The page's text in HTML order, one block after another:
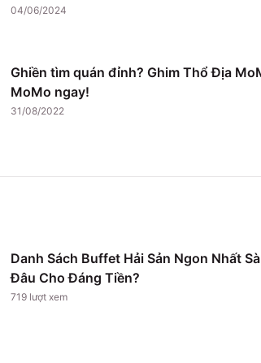
04/06/2024
Ghiền tìm quán đỉnh? Ghim Thổ Địa
MoMo ngay!
31/08/2022
Danh Sách Buffet Hải Sản Ngon Nhất
Đâu Cho Đáng Tiền?
719 lượt xem